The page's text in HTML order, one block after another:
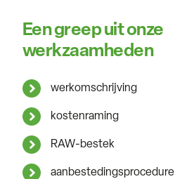
Een greep uit onze
werkzaamheden
werkomschrijving
kostenraming
RAW-bestek
aanbestedingsprocedure